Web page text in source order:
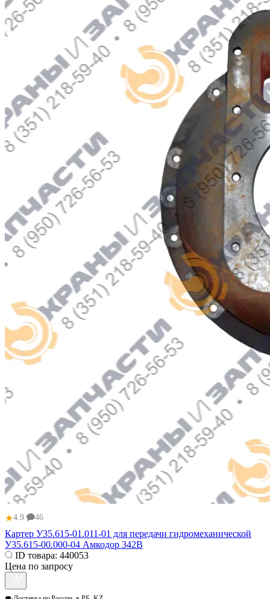
★4.9 46
Картер У35.615-01.011-01 для передачи гидромеханической
У35.615-00.000-04 Амкодор 342В
ID товара: 440053
Цена по запросу